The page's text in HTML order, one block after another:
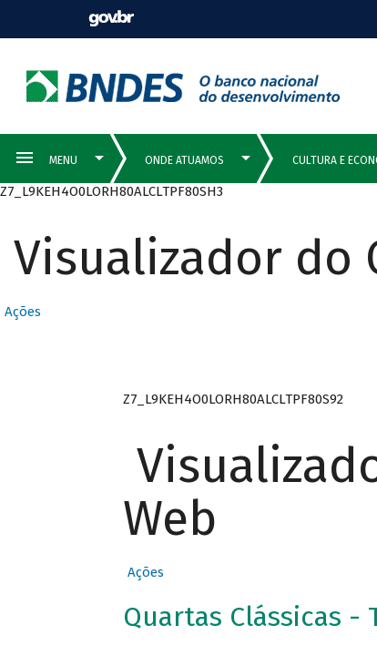
Z7_L9KEH4O0LORH80ALCLTPF80SH3
Visualizador do
Ações
Z7_L9KEH4O0LORH80ALCLTPF80S92
Web
Ações
Quartas Clássicas -